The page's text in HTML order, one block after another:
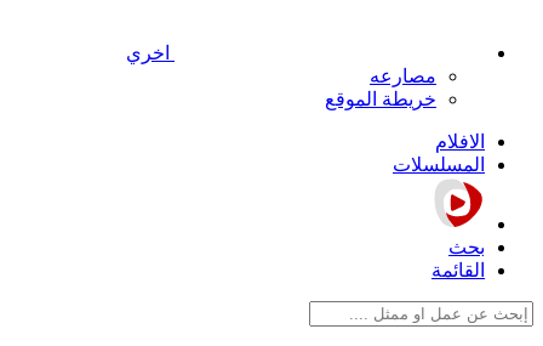
اخري
مصارعه
خريطة الموقع
الافلام
المسلسلات
بحث
القائمة